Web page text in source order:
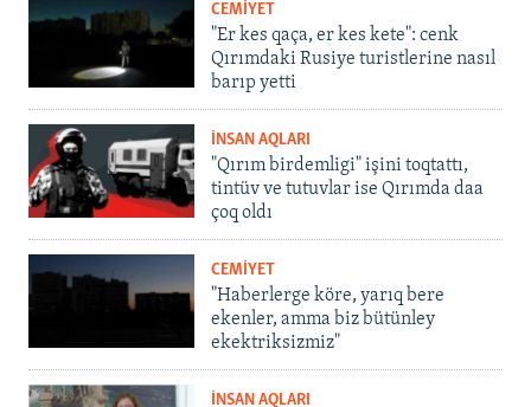
CEMİYET
"Er kes qaça, er kes kete": cenk
Qırımdaki Rusiye turistlerine nasıl
barıp yetti
İNSAN AQLARI
"Qırım birdemligi" işini toqtattı,
tintüv ve tutuvlar ise Qırımda daa
çoq oldı
CEMİYET
"Haberlerge köre, yarıq bere
ekenler, amma biz bütünley
ekektriksizmiz"
İNSAN AQLARI